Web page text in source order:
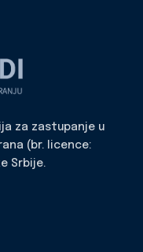
za zastupanje u
(br. licence:
Srbije.